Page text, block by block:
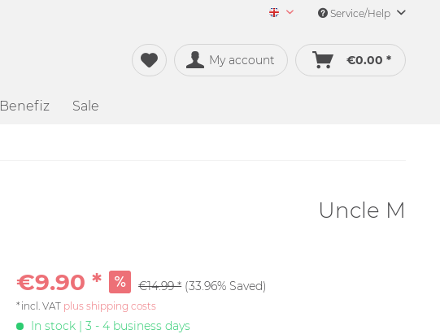
Merch&Music English
Service/Help
My account €0.00 *
Benefiz Sale
Uncle M
€9.90 * €14.99 * (33.96% Saved)
*incl. VAT plus shipping costs
In stock | 3 - 4 business days